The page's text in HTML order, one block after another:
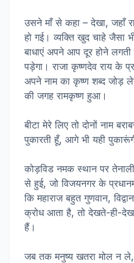
उसने माँ से कहा – देखा, जहाँ
हो गई। व्यक्ति खुद चाहे जैसा
बाधाएं अपने आप दूर होने
पड़ेगा। राजा कृष्णदेव राय के
अपने नाम का कृष्ण शब्द जोड़
की जगह रामकृष्ण हुआ।
बीटा मेरे लिए तो दोनों नाम
पुकारती हूँ, आगे भी यही
कोड़विड नमक स्थान पर
से हुई, जो विजयनगर के
कि महाराज बहुत गुणवान,
क्रोध आता है, तो देखते-ही-
हैं।
जब तक मनुष्य खतरा मोल न